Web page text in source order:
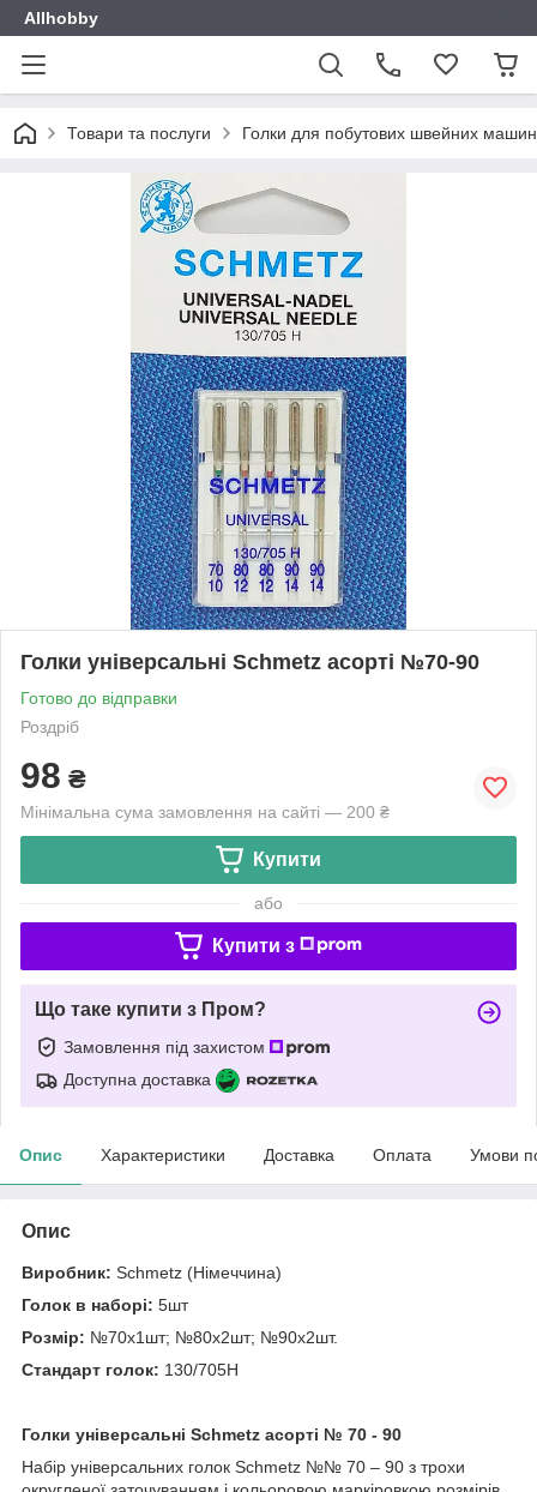
Allhobby
Товари та послуги Голки для побутових швейних машин
Голки універсальні Schmetz асорті №70-90
Готово до відправки
Роздріб
98 ₴
Мінімальна сума замовлення на сайті — 200 ₴
Купити
або
Купити з
Що таке купити з Пром?
Замовлення під захистом
Доступна доставка
Опис Характеристики Доставка Оплата Умови
Опис
Виробник: Schmetz (Німеччина)
Голок в наборі: 5шт
Розмір: №70х1шт; №80х2шт; №90х2шт.
Стандарт голок: 130/705H
Голки універсальні Schmetz асорті № 70 - 90
Набір універсальних голок Schmetz №№ 70 – 90 з трохи